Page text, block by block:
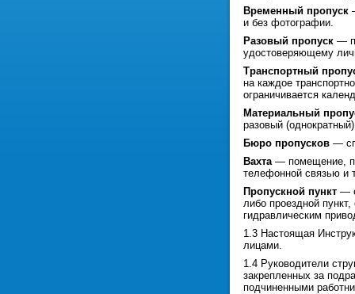
Временный пропуск
и без фотографии.
Разовый пропуск —
удостоверяющему
Транспортный
на каждое
ограничивается
Материальный
разовый
Бюро пропусков —
Вахта— помещение,
телефонной связью и
Пропускной пункт —
либо проездной
гидравлическим
1.3 Настоящая
лицами.
1.4 Руководители
закрепленных за
подчиненными